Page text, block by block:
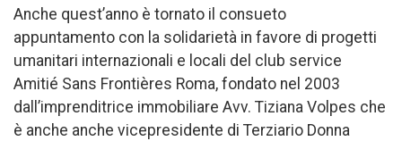
Anche quest’anno è tornato il consueto
appuntamento con la solidarietà in favore di progetti
umanitari internazionali e locali del club service
Amitié Sans Frontières Roma, fondato nel 2003
dall’imprenditrice immobiliare Avv. Tiziana Volpes che
è anche anche vicepresidente di Terziario Donna